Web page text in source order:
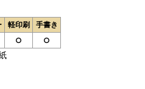
軽印刷
手書き
○ ○